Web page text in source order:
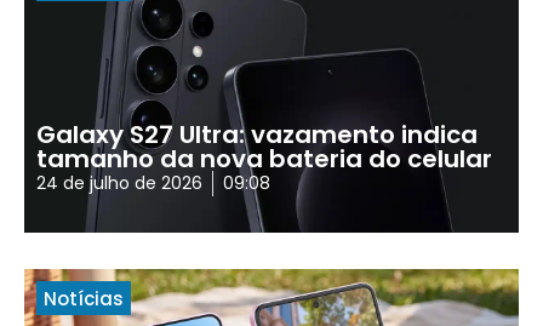
Galaxy S27 Ultra: vazamento indica
tamanho da nova bateria do celular
24 de julho de 2026 09:08
Notícias